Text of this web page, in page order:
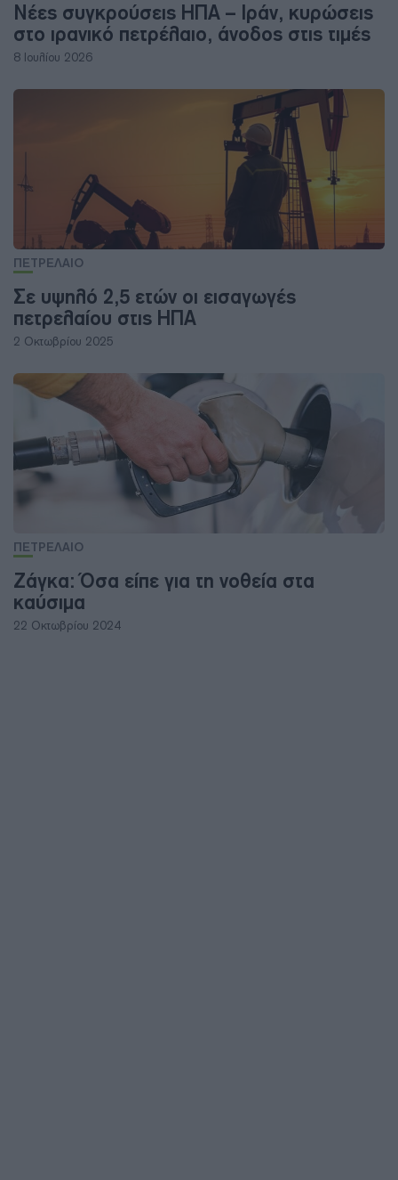
Νέες συγκρούσεις ΗΠΑ – Ιράν, κυρώσεις
στο ιρανικό πετρέλαιο, άνοδος στις τιμές
8 Ιουλίου 2026
ΠΕΤΡΕΛΑΙΟ
Σε υψηλό 2,5 ετών οι εισαγωγές
πετρελαίου στις ΗΠΑ
2 Οκτωβρίου 2025
ΠΕΤΡΕΛΑΙΟ
Ζάγκα: Όσα είπε για τη νοθεία στα
καύσιμα
22 Οκτωβρίου 2024